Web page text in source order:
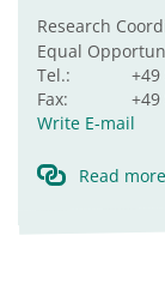
Research
Equal
Tel.:
+49
Fax:
+49
Write E-mail
Read more